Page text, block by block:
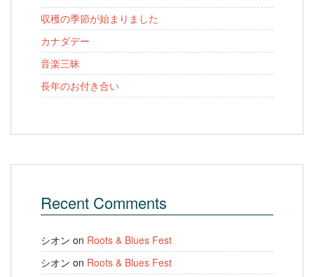
収穫の季節が始まりました
カナダデー
音楽三昧
長年のお付き合い
Recent Comments
シオン on Roots & Blues Fest
シオン on Roots & Blues Fest